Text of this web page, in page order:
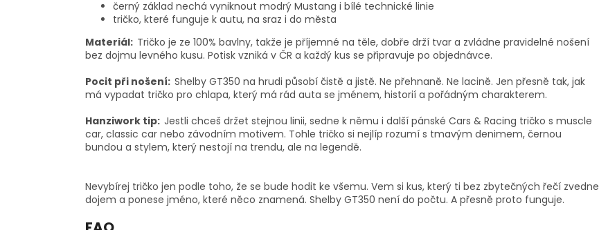
černý základ nechá vyniknout modrý Mustang i bílé technické linie
tričko, které funguje k autu, na sraz i do města
Materiál: Tričko je ze 100% bavlny, takže je příjemné na těle, dobře drží tvar a zvládne pravidelné nošení
bez dojmu levného kusu. Potisk vzniká v ČR a každý kus se připravuje po objednávce.
Pocit při nošení: Shelby GT350 na hrudi působí čistě a jistě. Ne přehnaně. Ne lacině. Jen přesně tak, jak
má vypadat tričko pro chlapa, který má rád auta se jménem, historií a pořádným charakterem.
Hanziwork tip: Jestli chceš držet stejnou linii, sedne k němu i další pánské Cars & Racing tričko s muscle
car, classic car nebo závodním motivem. Tohle tričko si nejlíp rozumí s tmavým denimem, černou
bundou a stylem, který nestojí na trendu, ale na legendě.
Nevybírej tričko jen podle toho, že se bude hodit ke všemu. Vem si kus, který ti bez zbytečných řečí zvedne
dojem a ponese jméno, které něco znamená. Shelby GT350 není do počtu. A přesně proto funguje.